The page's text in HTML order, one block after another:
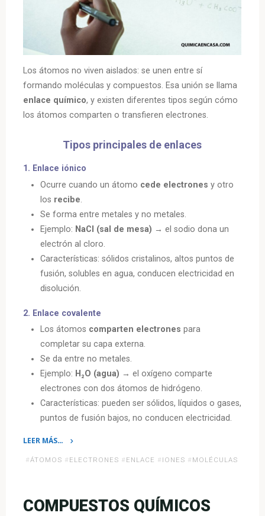
Los átomos no viven aislados: se unen entre sí
formando moléculas y compuestos. Esa unión se llama
enlace químico, y existen diferentes tipos según cómo
los átomos comparten o transfieren electrones.
Tipos principales de enlaces
1. Enlace iónico
Ocurre cuando un átomo cede electrones y otro
los recibe.
Se forma entre metales y no metales.
Ejemplo: NaCl (sal de mesa) → el sodio dona un
electrón al cloro.
Características: sólidos cristalinos, altos puntos de
fusión, solubles en agua, conducen electricidad en
disolución.
2. Enlace covalente
Los átomos comparten electrones para
completar su capa externa.
Se da entre no metales.
Ejemplo: H₂O (agua) → el oxígeno comparte
electrones con dos átomos de hidrógeno.
Características: pueden ser sólidos, líquidos o gases,
puntos de fusión bajos, no conducen electricidad.
LEER MÁS…
«Tipos
#ÁTOMOS # ELECTRONES # ENLACE # IONES # MOLÉCULAS
COMPUESTOS QUÍMICOS